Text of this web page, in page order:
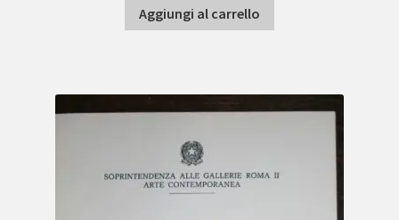
Aggiungi al carrello